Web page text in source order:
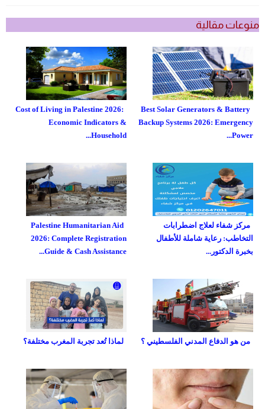
منوعات مقالية
Cost of Living in Palestine 2026:
Economic Indicators &
Household...
Best Solar Generators & Battery
Backup Systems 2026: Emergency
Power...
Palestine Humanitarian Aid
2026: Complete Registration
Guide & Cash Assistance...
مركز شفاء لعلاج اضطرابات
التخاطب: رعاية شاملة للأطفال
بخبرة الدكتور...
لماذا تُعد تجربة المغرب مختلفة؟ من هو الدفاع المدني الفلسطيني ؟